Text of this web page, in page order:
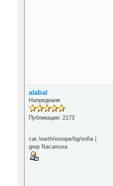
alabal
Напреднали
Публикации: 2173
cat /earth/europe/bg/sofia |
grep Nacamura